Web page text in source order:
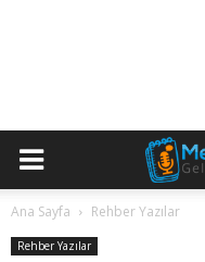
Ana Sayfa Rehber Yazılar
Rehber Yazılar